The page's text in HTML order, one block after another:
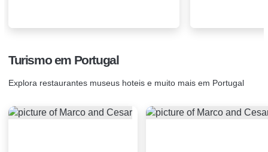
Turismo em Portugal
Explora restaurantes museus hoteis e muito mais em Portugal